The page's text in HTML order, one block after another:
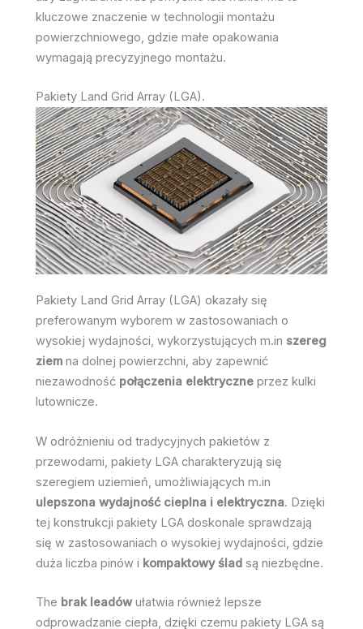
kluczowe znaczenie w technologii montażu
powierzchniowego, gdzie małe opakowania
wymagają precyzyjnego montażu.
Pakiety Land Grid Array (LGA).
Pakiety Land Grid Array (LGA) okazały się
preferowanym wyborem w zastosowaniach o
wysokiej wydajności, wykorzystujących m.in szereg
ziem na dolnej powierzchni, aby zapewnić
niezawodność połączenia elektryczne przez kulki
lutownicze.
W odróżnieniu od tradycyjnych pakietów z
przewodami, pakiety LGA charakteryzują się
szeregiem uziemień, umożliwiających m.in
ulepszona wydajność cieplna i elektryczna. Dzięki
tej konstrukcji pakiety LGA doskonale sprawdzają
się w zastosowaniach o wysokiej wydajności, gdzie
duża liczba pinów i kompaktowy ślad są niezbędne.
The brak leadów ułatwia również lepsze
odprowadzanie ciepła, dzięki czemu pakiety LGA są